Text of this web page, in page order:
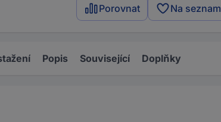
Porovnat Na seznam
Popis Související Doplňky